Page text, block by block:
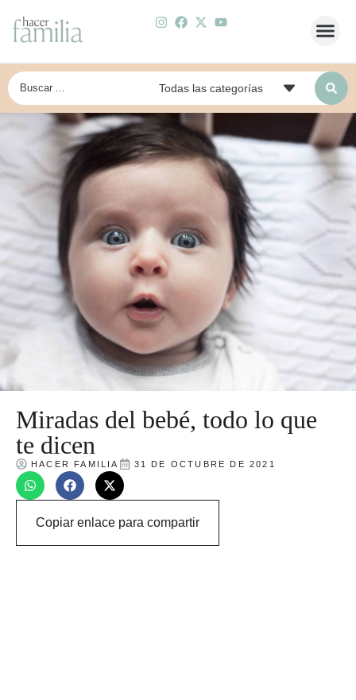
Miradas del bebé, todo lo que
te dicen
HACER FAMILIA 31 DE OCTUBRE DE 2021
Copiar enlace para compartir